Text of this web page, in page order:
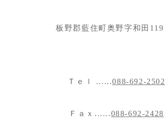
板野郡藍住町奥野字和田
Ｔｅｌ ......088-692-2502
Ｆａｘ......088-692-2428